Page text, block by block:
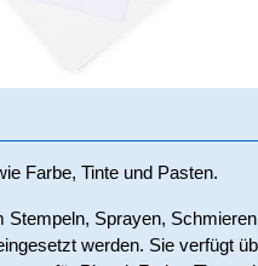
Farbe, Tinte und Pasten.
Sprayen,
werden. Sie verfügt